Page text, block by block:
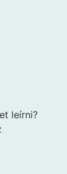
leírni?